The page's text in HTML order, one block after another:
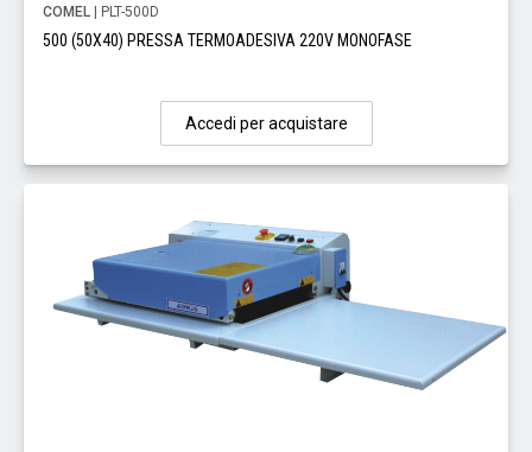
COMEL | PLT-500D
500 (50X40) PRESSA TERMOADESIVA 220V MONOFASE
Accedi per acquistare